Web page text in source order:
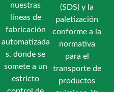
nuestras
líneas de
fabricación
automatizada
s, donde se
somete a un
estricto
(SDS) y la
paletización
conforme a la
normativa
para el
transporte de
productos